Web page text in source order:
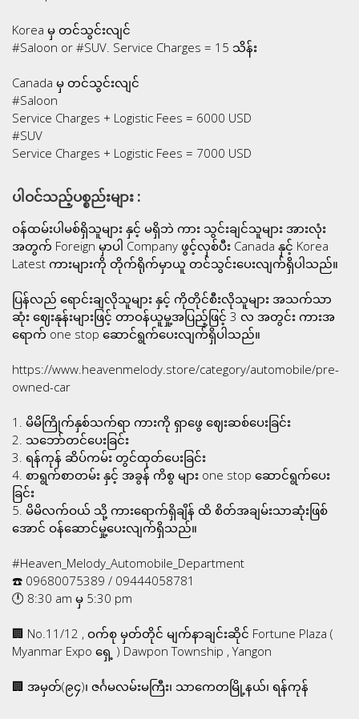
Korea မှ တင်သွင်းလျင်
#Saloon or #SUV. Service Charges = 15 သိန်း
Canada မှ တင်သွင်းလျင်
#Saloon
Service Charges + Logistic Fees = 6000 USD
#SUV
Service Charges + Logistic Fees = 7000 USD
ပါဝင်သည့်ပစ္စည်းများ :
ဝန်ထမ်းပါမစ်ရှိသူများ နှင့် မရှိဘဲ ကား သွင်းချင်သူများ အားလုံး
အတွက် Foreign မှာပါ Company ဖွင့်လှစ်ပီး Canada နှင့် Korea
Latest ကားများကို တိုက်ရိုက်မှာယူ တင်သွင်းပေးလျက်ရှိပါသည်။
ပြန်လည် ရောင်းချလိုသူများ နှင့် ကိုတိုင်စီးလိုသူများ အသက်သာ
ဆုံး ဈေးနုန်းများဖြင့် တာဝန်ယူမှု့အပြည့်ဖြင့် 3 လ အတွင်း ကားအ
ရောက် one stop ဆောင်ရွက်ပေးလျက်ရှိပါသည်။
https://www.heavenmelody.store/category/automobile/pre-
owned-car
1. မိမိကြိုက်နှစ်သက်ရာ ကားကို ရှာဖွေ ဈေးဆစ်ပေးခြင်း
2. သဘော်တင်ပေးခြင်း
3. ရန်ကုန် ဆိပ်ကမ်း တွင်ထုတ်ပေးခြင်း
4. စာရွက်စာတမ်း နှင့် အခွန် ကိစွ များ one stop ဆောင်ရွက်ပေး
ခြင်း
5. မိမိလက်ဝယ် သို့ ကားရောက်ရှိချိန် ထိ စိတ်အချမ်းသာဆုံးဖြစ်
အောင် ဝန်ဆောင်မှု့ပေးလျက်ရှိသည်။
#Heaven_Melody_Automobile_Department
☎️ 09680075389 / 09444058781
🕛 8:30 am မှ 5:30 pm
🏢 No.11/12 , ဝက်စု မှတ်တိုင် မျက်နာချင်းဆိုင် Fortune Plaza (
Myanmar Expo ရှေ့ ) Dawpon Township , Yangon
🏢 အမှတ်(၉၄)၊ ဇင်္ဂမလမ်းမကြီး၊ သာကေတမြို့နယ်၊ ရန်ကုန်